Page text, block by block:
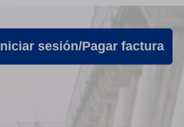
sesión/Pagar factura